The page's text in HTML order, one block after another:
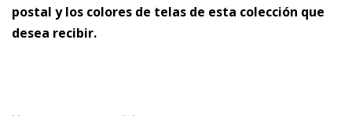
postal y los colores de telas de esta colección que
desea recibir.